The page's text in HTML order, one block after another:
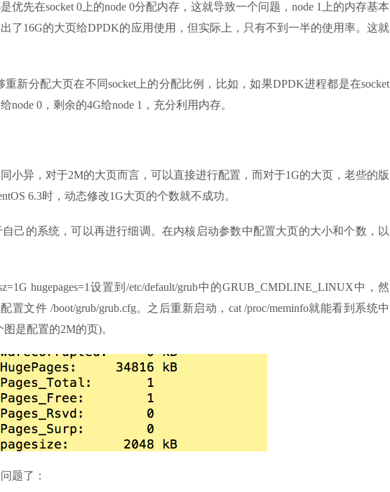
优先在socket 0上的node 0分配内存，这就导致一个问题，node 1上的内存基本
了16G的大页给DPDK的应用使用，但实际上，只有不到一半的使用率。这就
新分配大页在不同socket上的分配比例，比如，如果DPDK进程都是在socket
node 0，剩余的4G给node 1，充分利用内存。
小异，对于2M的大页而言，可以直接进行配置，而对于1G的大页，老些的版
6.3时，动态修改1G大页的个数就不成功。
己的系统，可以再进行细调。在内核启动参数中配置大页的大小和个数，以
hugepages=1设置到/etc/default/grub中的GRUB_CMDLINE_LINUX中，然
置文件 /boot/grub/grub.cfg。之后重新启动，cat /proc/meminfo就能看到系统中
是配置的2M的页)。
题了：